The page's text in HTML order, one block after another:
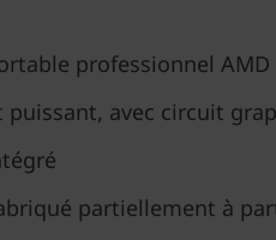
professionnel
puissant, avec circuit
partiellement à